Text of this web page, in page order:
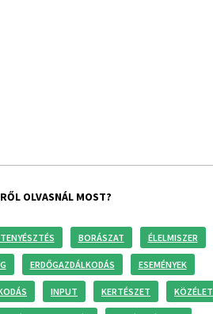
OLVASNÁL MOST?
BORÁSZAT ÉLELMISZER
ERDŐGAZDÁLKODÁS ESEMÉNYEK
INPUT KERTÉSZET KÖZÉLET